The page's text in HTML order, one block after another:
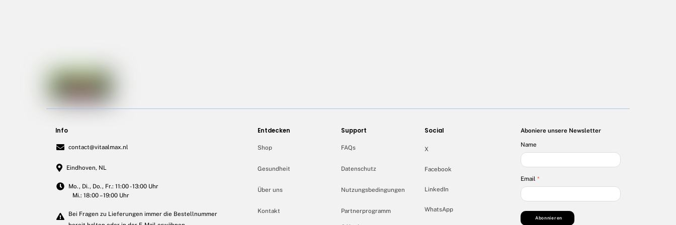
Info
contact@vitaalmax.nl
Eindhoven, NL
Mo., Di., Do., Fr.: 11:00 - 13:00 Uhr
Mi.: 18:00 – 19:00 Uhr
Bei Fragen zu Lieferungen immer die Bestellnummer
Entdecken
Shop
Gesundheit
Über uns
Kontakt
Support
FAQs
Datenschutz
Nutzungsbedingungen
Partnerprogramm
Social
X
Facebook
LinkedIn
WhatsApp
Aboniere unsere Newsletter
Name
Email *
Abonnieren